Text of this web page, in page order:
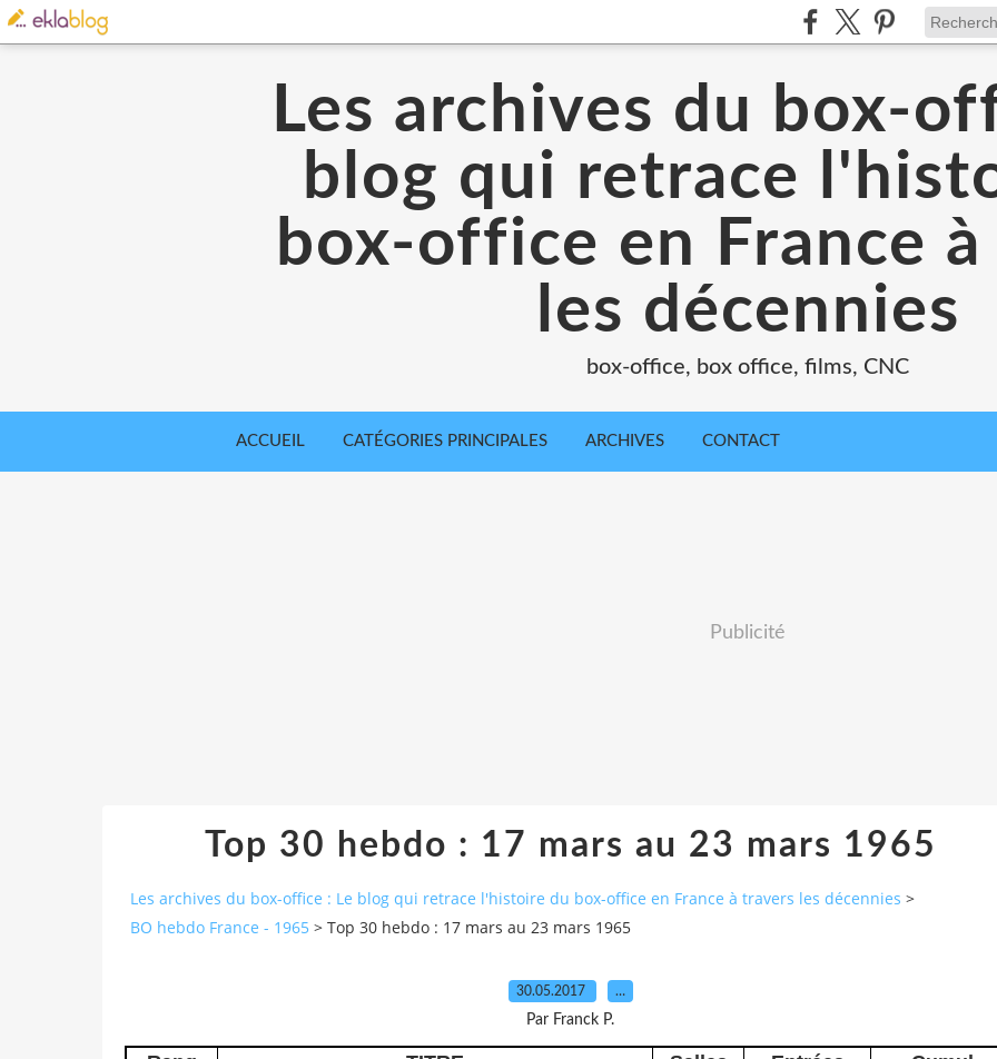
Les archives du box-
blog qui retrace
box-office en France
les décennies
box-office, box office, films, CNC
ACCUEIL CATÉGORIES PRINCIPALES ARCHIVES CONTACT
Publicité
Top 30 hebdo : 17 mars au 23 mars 1965
Les archives du box-office : Le blog qui retrace l'histoire du box-office en France à travers les décennies >
BO hebdo France - 1965 > Top 30 hebdo : 17 mars au 23 mars 1965
30.05.2017 …
Par Franck P.